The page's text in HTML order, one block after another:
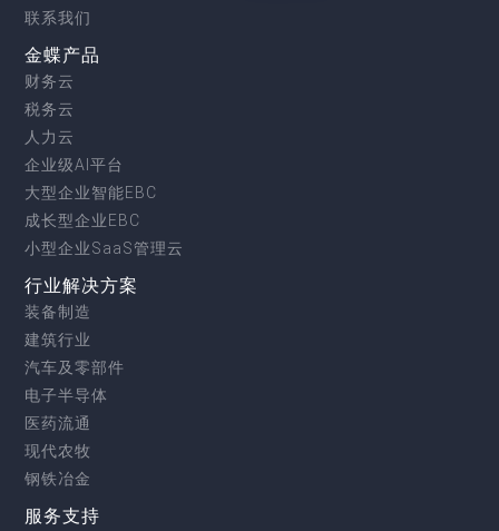
联系我们
金蝶产品
财务云
税务云
人力云
企业级AI平台
大型企业智能EBC
成长型企业EBC
小型企业SaaS管理云
行业解决方案
装备制造
建筑行业
汽车及零部件
电子半导体
医药流通
现代农牧
钢铁冶金
服务支持